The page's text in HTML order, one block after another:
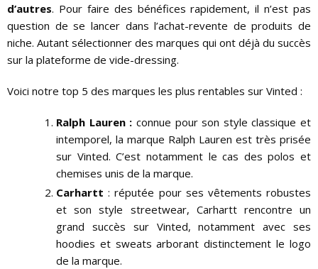
d’autres. Pour faire des bénéfices rapidement, il n’est pas
question de se lancer dans l’achat-revente de produits de
niche. Autant sélectionner des marques qui ont déjà du succès
sur la plateforme de vide-dressing.
Voici notre top 5 des marques les plus rentables sur Vinted :
Ralph Lauren : connue pour son style classique et
intemporel, la marque Ralph Lauren est très prisée
sur Vinted. C’est notamment le cas des polos et
chemises unis de la marque.
Carhartt : réputée pour ses vêtements robustes
et son style streetwear, Carhartt rencontre un
grand succès sur Vinted, notamment avec ses
hoodies et sweats arborant distinctement le logo
de la marque.